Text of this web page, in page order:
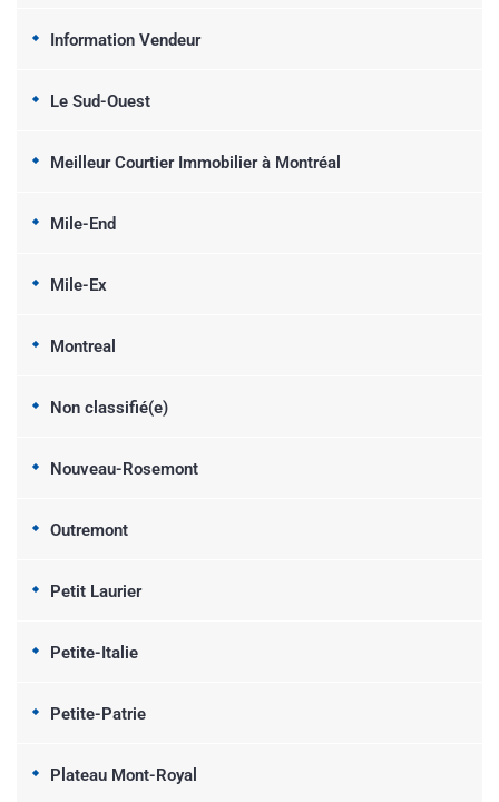
Information Vendeur
Le Sud-Ouest
Meilleur Courtier Immobilier à Montréal
Mile-End
Mile-Ex
Montreal
Non classifié(e)
Nouveau-Rosemont
Outremont
Petit Laurier
Petite-Italie
Petite-Patrie
Plateau Mont-Royal